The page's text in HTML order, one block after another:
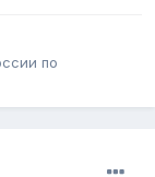
по